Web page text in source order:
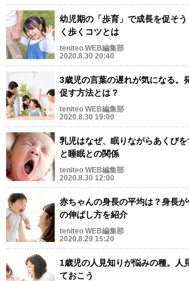
幼児期の「歩育」で成長を促そ
く歩くコツとは
teniteo WEB編集部
2020.8.30 20:40
3歳児の言葉の遅れが気になる。
促す方法とは？
teniteo WEB編集部
2020.8.30 19:00
乳児はなぜ、眠りながらあくび
と睡眠との関係
teniteo WEB編集部
2020.8.30 12:00
赤ちゃんの身長の平均は？身長
の伸ばし方を紹介
teniteo WEB編集部
2020.8.29 15:20
1歳児の人見知りが悩みの種。人
ておこう